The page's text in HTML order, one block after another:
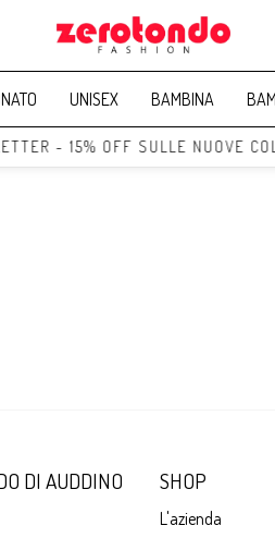
UNISEX BAMBINA
- 15% OFF SULLE
SHOP
L'azienda